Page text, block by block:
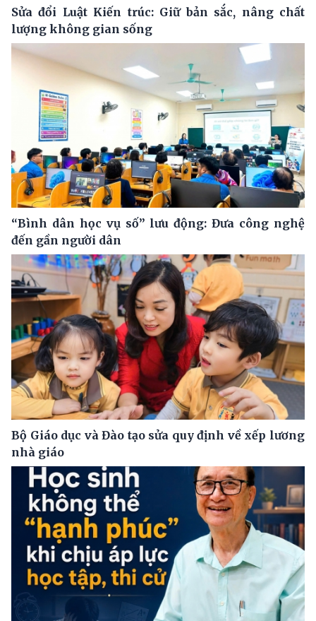
Sửa đổi Luật Kiến trúc: Giữ bản sắc, nâng chất
lượng không gian sống
“Bình dân học vụ số” lưu động: Đưa công nghệ
đến gần người dân
Bộ Giáo dục và Đào tạo sửa quy định về xếp lương
nhà giáo